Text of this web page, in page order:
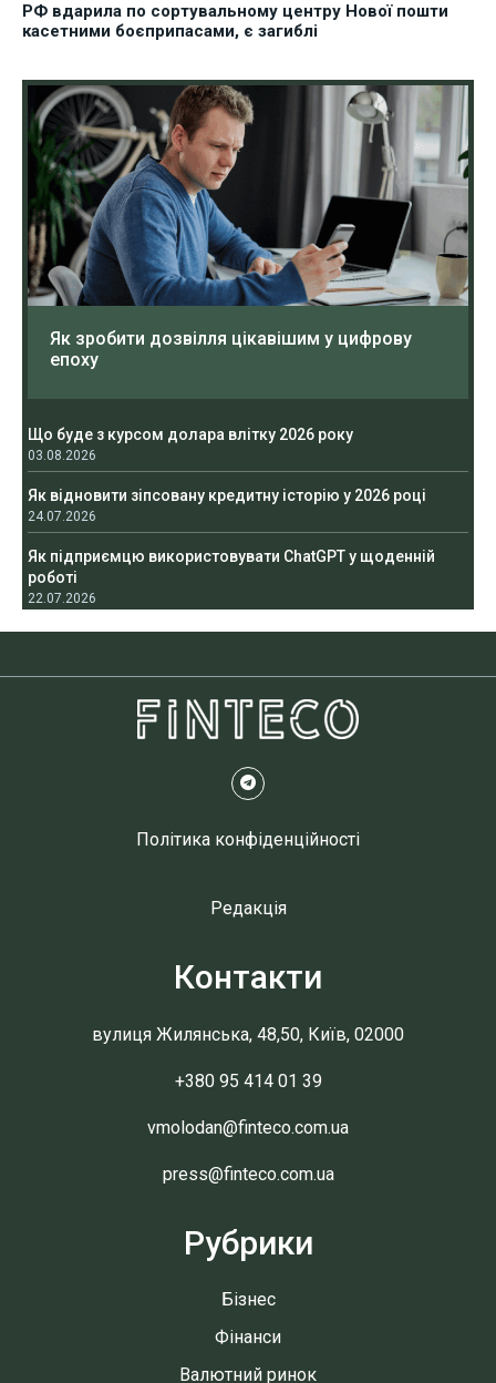
РФ вдарила по сортувальному центру Нової пошти
касетними боєприпасами, є загиблі
Як зробити дозвілля цікавішим у цифрову
епоху
Що буде з курсом долара влітку 2026 року
03.08.2026
Як відновити зіпсовану кредитну історію у 2026 році
24.07.2026
Як підприємцю використовувати ChatGPT у щоденній
роботі
22.07.2026
Політика конфіденційності
Редакція
Контакти
вулиця Жилянська, 48,50, Київ, 02000
+380 95 414 01 39
vmolodan@finteco.com.ua
press@finteco.com.ua
Рубрики
Бізнес
Фінанси
Валютний ринок